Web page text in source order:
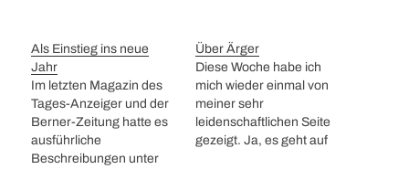
Als Einstieg ins neue
Jahr
Im letzten Magazin des
Tages-Anzeiger und der
Berner-Zeitung hatte es
ausführliche
Beschreibungen unter
Über Ärger
Diese Woche habe ich
mich wieder einmal von
meiner sehr
leidenschaftlichen Seite
gezeigt. Ja, es geht auf